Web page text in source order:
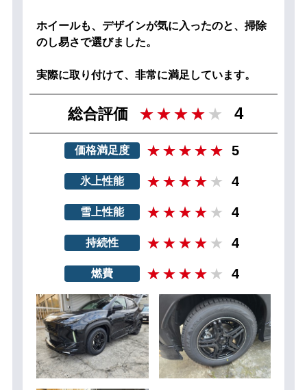
ホイールも、デザインが気に入ったのと、掃除
のし易さで選びました。
実際に取り付けて、非常に満足しています。
総合評価 4
価格満足度 5
氷上性能 4
雪上性能 4
持続性 4
燃費 4